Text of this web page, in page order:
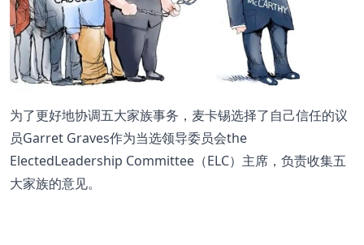
为了更好地协调五大家族事务，麦卡锡选择了自己信任的议
员Garret Graves作为当选领导委员会the
ElectedLeadership Committee（ELC）主席，负责收集五
大家族的意见。